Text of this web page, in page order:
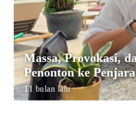
Massa, Provokasi,
Penonton ke Penjara
11 bulan lalu